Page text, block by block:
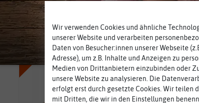
4 Ergebnisse
-50%
BIO
-50%
BIO
Wir verwenden Cookies und ähnliche
unserer Website und verarbeiten
Daten von Besucher:innen unserer Webseite
Adresse), um z.B. Inhalte und Anzeigen zu
Medien von Drittanbietern einzubinden oder
unsere Website zu analysieren. Die
erfolgt erst durch gesetzte Cookies. Wir teilen
mit Dritten, die wir in den Einstellungen
Knoblauch &